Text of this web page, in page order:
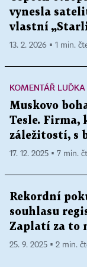
vynesla
vlastní
13. 2. 2026 ▪ 1 min.
KOMENTÁŘ LUĎKA
Muskovo
Tesle. Firma,
záležitostí, s
17. 12. 2025 ▪ 7 min.
Rekordní
souhlasu
Zaplatí za to
25. 9. 2025 ▪ 2 min.